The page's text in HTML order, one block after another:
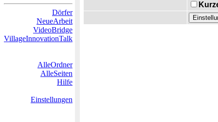
Dörfer
NeueArbeit
VideoBridge
VillageInnovationTalk
AlleOrdner
AlleSeiten
Hilfe
Einstellungen